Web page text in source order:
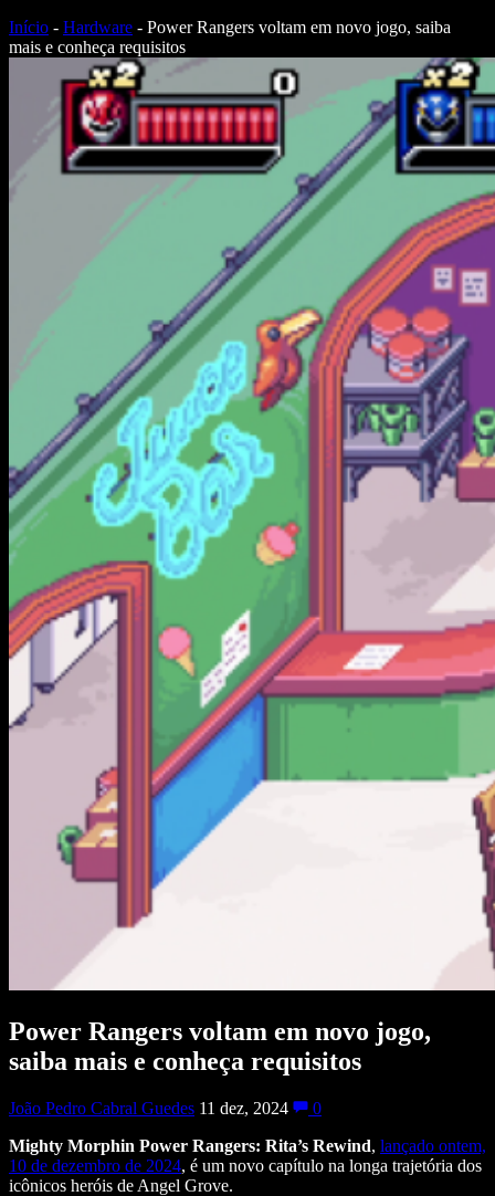
Início - Hardware - Power Rangers voltam em novo jogo, saiba
mais e conheça requisitos
Power Rangers voltam em novo jogo,
saiba mais e conheça requisitos
João Pedro Cabral Guedes 11 dez, 2024
0
Mighty Morphin Power Rangers: Rita’s Rewind, lançado ontem,
10 de dezembro de 2024, é um novo capítulo na longa trajetória dos
icônicos heróis de Angel Grove.